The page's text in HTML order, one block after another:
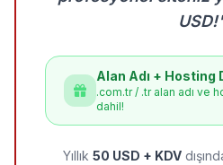
Alan Adı + Hosting
.com.tr / .tr alan adı ve
dahil!
Yıllık 50 USD + KDV